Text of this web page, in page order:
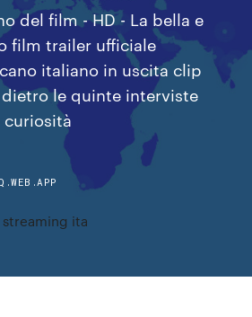
del film - HD - La bella e
film trailer ufficiale
italiano in uscita clip
le quinte interviste
ita